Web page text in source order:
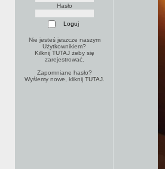
Hasło
Nie jesteś jeszcze naszym
Użytkownikiem?
Kilknij TUTAJżeby się
zarejestrować.
Zapomniane hasło?
Wyślemy nowe, kliknij TUTAJ.